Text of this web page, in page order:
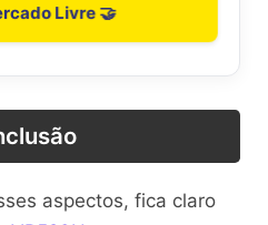
Livre 🤝
aspectos, fica claro